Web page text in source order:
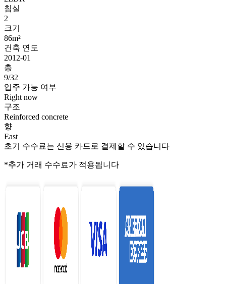
침실
2
크기
86m²
건축 연도
2012-01
층
9/32
입주 가능 여부
Right now
구조
Reinforced concrete
향
East
초기 수수료는 신용 카드로 결제할 수 있습니다
*추가 거래 수수료가 적용됩니다